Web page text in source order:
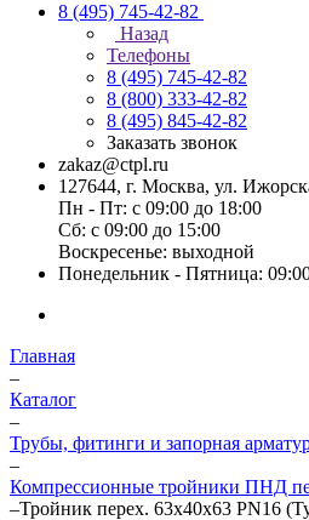
8 (495) 745-42-82
Назад
Телефоны
8 (495) 745-42-82
8 (800) 333-42-82
8 (495) 845-42-82
Заказать звонок
zakaz@ctpl.ru
127644, г. Москва, ул.
Пн - Пт: с 09:00 до 18:00
Сб: с 09:00 до 15:00
Воскресенье: выходной
Понедельник - Пятница:
Главная
–
Каталог
–
Трубы, фитинги и запорная
–
Компрессионные тройники ПНД
–Тройник перех. 63х40х63 PN16